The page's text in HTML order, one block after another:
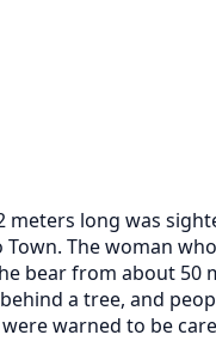
meters long was
Town. The woman
bear from about 50
a tree, and
warned to be